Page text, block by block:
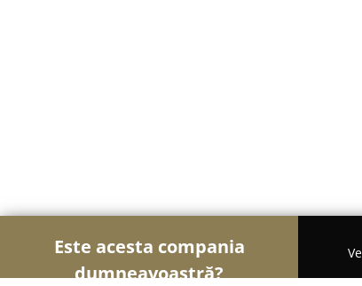
Este acesta compania
dumneavoastră?